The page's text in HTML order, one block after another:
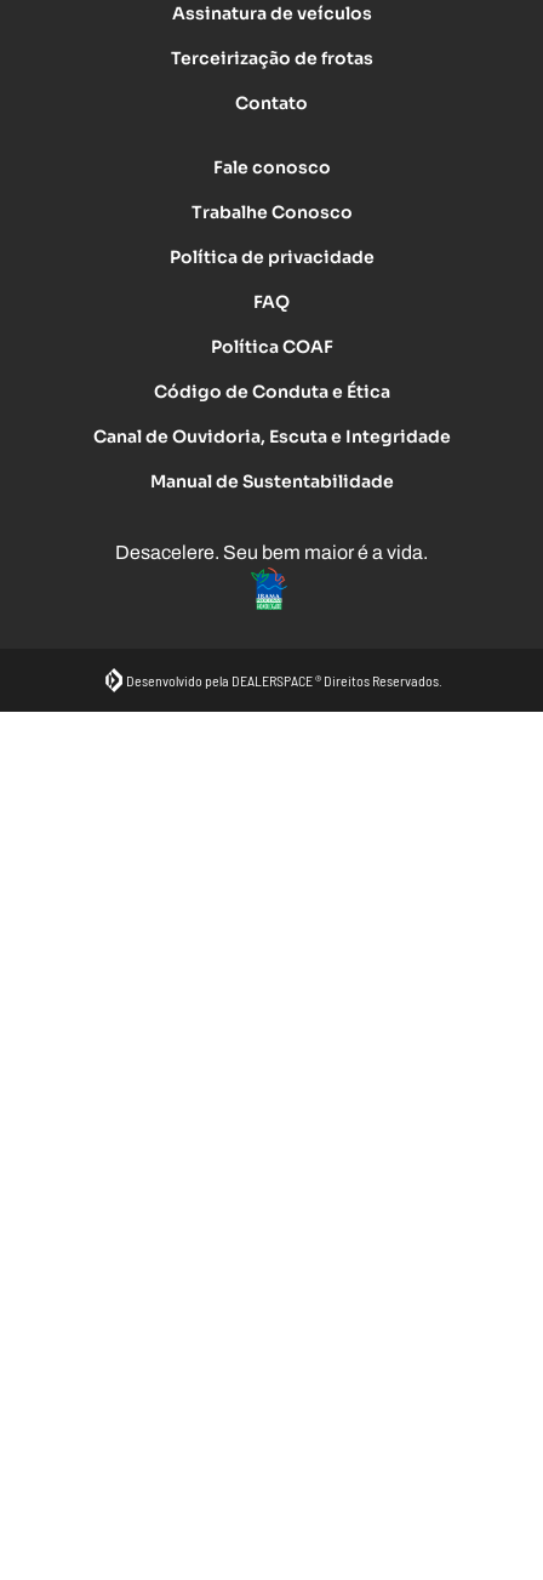
Assinatura de veículos
Terceirização de frotas
Contato
Fale conosco
Trabalhe Conosco
Política de privacidade
FAQ
Política COAF
Código de Conduta e Ética
Canal de Ouvidoria, Escuta e Integridade
Manual de Sustentabilidade
Desacelere. Seu bem maior é a vida.
Desenvolvido pela DEALERSPACE ® Direitos Reservados.